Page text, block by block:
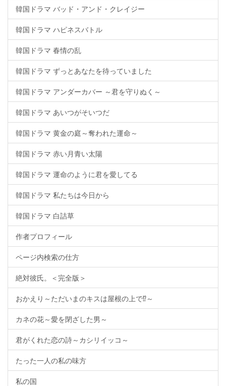
韓国ドラマ バッド・アンド・クレイジー
韓国ドラマ ハピネスバトル
韓国ドラマ 春情の乱
韓国ドラマ ずっとあなたを待っていました
韓国ドラマ アンダーカバー ～君を守りぬく～
韓国ドラマ あいつがそいつだ
韓国ドラマ 黄金の庭～奪われた運命～
韓国ドラマ 赤い月青い太陽
韓国ドラマ 運命のように君を愛してる
韓国ドラマ 私たちは今日から
韓国ドラマ 白詰草
作者プロフィール
ページ内検索の仕方
絶対彼氏。＜完全版＞
おかえり～ただいまのキスは屋根の上で⁉～
カネの花～愛を閉ざした男～
君がくれた恋の詩～カシリイッコ～
たった一人の私の味方
私の国